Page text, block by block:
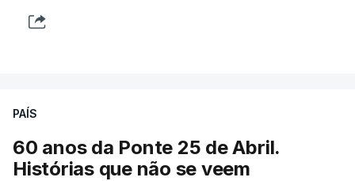
PAÍS
60 anos da Ponte 25 de Abril.
Histórias que não se veem